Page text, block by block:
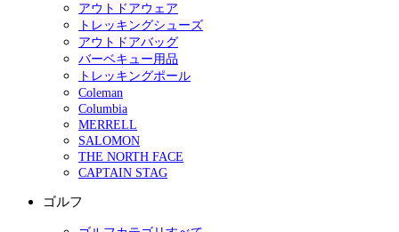
アウトドアウェア
トレッキングシューズ
アウトドアバッグ
バーベキュー用品
トレッキングポール
Coleman
Columbia
MERRELL
SALOMON
THE NORTH FACE
CAPTAIN STAG
ゴルフ